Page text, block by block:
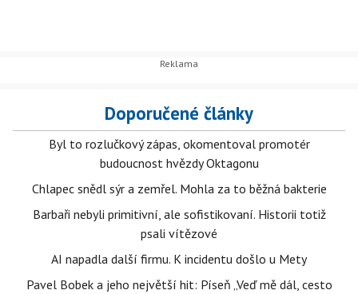
Doporučené články
Byl to rozlučkový zápas, okomentoval promotér
budoucnost hvězdy Oktagonu
Chlapec snědl sýr a zemřel. Mohla za to běžná bakterie
Barbaři nebyli primitivní, ale sofistikovaní. Historii totiž
psali vítězové
AI napadla další firmu. K incidentu došlo u Mety
Pavel Bobek a jeho největší hit: Píseň „Veď mě dál, cesto